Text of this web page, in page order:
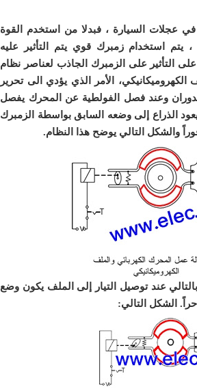
عجلات السيارة ، فبدلا من استخدم القوة
يتم استخدام زمبرك قوي يتم التأثير عليه
التأثير على الزمبرك الجاذب لعناصر نظام
الأمر الذي يؤدي الى تحرير
وعند فصل الفولطية عن المحرك يفصل
الذراع إلى وضعه السابق بواسطة الزمبرك
والشكل التالي يوضح هذا النظام.
عند توصيل التيار إلى الملف يكون وضع
الشكل التالي: